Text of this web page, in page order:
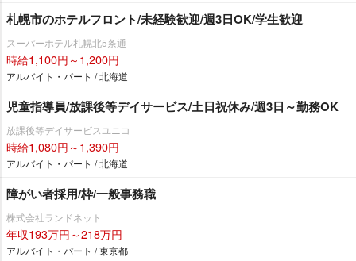
札幌市のホテルフロント/未経験歓迎/週3日OK/学生歓迎
スーパーホテル札幌北5条通
時給1,100円～1,200円
アルバイト・パート / 北海道
児童指導員/放課後等デイサービス/土日祝休み/週3日～勤務OK
放課後等デイサービスユニコ
時給1,080円～1,390円
アルバイト・パート / 北海道
障がい者採用/枠/一般事務職
株式会社ランドネット
年収193万円～218万円
アルバイト・パート / 東京都